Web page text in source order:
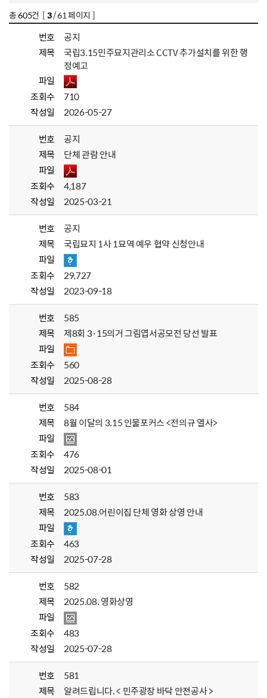
총605건 [3/ 61 페이지 ]
번호
공지
제목
국립3.15민주묘지관리소 CCTV 추가설치를 위한 행
정예고
파일
조회수
710
작성일
2026-05-27
번호
공지
제목
단체 관람 안내
파일
조회수
4,187
작성일
2025-03-21
번호
공지
제목
국립묘지 1사 1묘역 예우 협약 신청안내
파일
조회수
29,727
작성일
2023-09-18
번호
585
제목
제8회 3·15의거 그림엽서공모전 당선 발표
파일
조회수
560
작성일
2025-08-28
번호
584
제목
8월 이달의 3.15 인물포커스 <전의규 열사>
파일
조회수
476
작성일
2025-08-01
번호
583
제목
2025.08.어린이집 단체 영화 상영 안내
파일
조회수
463
작성일
2025-07-28
번호
582
제목
2025.08. 영화상영
파일
조회수
483
작성일
2025-07-28
번호
581
제목
알려드립니다. < 민주광장 바닥 안전공사 >